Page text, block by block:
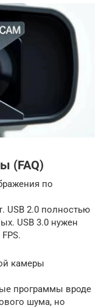
(FAQ)
по
USB 2.0 полностью
USB 3.0 нужен
камеры
программы вроде
шума, но